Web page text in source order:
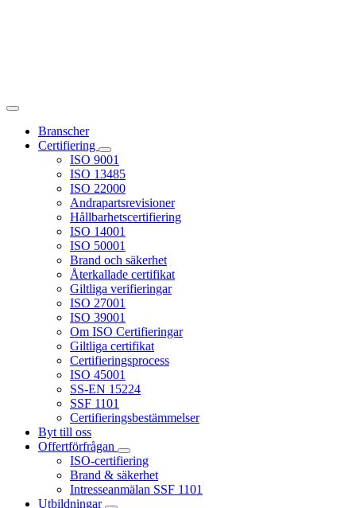
Branscher
Certifiering
ISO 9001
ISO 13485
ISO 22000
Andrapartsrevisioner
Hållbarhetscertifiering
ISO 14001
ISO 50001
Brand och säkerhet
Återkallade certifikat
Giltliga verifieringar
ISO 27001
ISO 39001
Om ISO Certifieringar
Giltliga certifikat
Certifieringsprocess
ISO 45001
SS-EN 15224
SSF 1101
Certifieringsbestämmelser
Byt till oss
Offertförfrågan
ISO-certifiering
Brand & säkerhet
Intresseanmälan SSF 1101
Utbildningar